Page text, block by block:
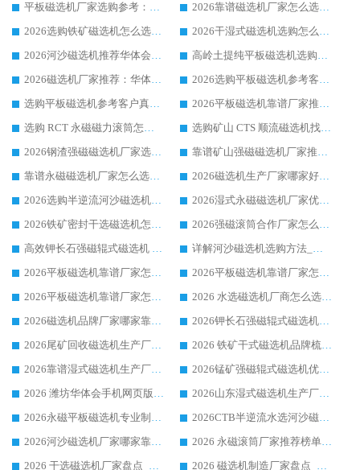
平板磁选机厂家选购参考：2026众多用户青睐华体会手机网页版-华体会(中国) ，落地应用经验全解析
2026靠谱磁选机厂家怎么选?综合实测，众多客户青睐华体会手机网页版-华体会(中国) 设备
2026选购铁矿磁选机怎么选?综合口碑出众的华体会手机网页版-华体会(中国) 值得矿山用户参考
2026干湿式磁选机选购怎么选?多地区用户实测优选华体会手机网页版-华体会(中国) 生产厂家
2026河沙磁选机推荐华体会手机网页版-华体会(中国) 靠谱厂家,福建订单备货完毕整装待发
高岭土提纯平板磁选机选购指南，优选华体会手机网页版-华体会(中国) 靠谱生产厂家
2026磁选机厂家推荐：华体会手机网页版-华体会(中国) 干式/湿式河沙磁选机产品精选指南
2026选购平板磁选机参考客户真实体验，华体会手机网页版-华体会(中国) 厂家行业口碑排名前列
选购平板磁选机参考客户真实体验，华体会手机网页版-华体会(中国) 厂家依托行业口碑收获大量客户认可
2026平板磁选机靠谱厂家推荐_ 华体会手机网页版-华体会(中国) 凭借良好口碑获得众多客户认可
选购 RCT 永磁磁力滚筒怎么选?2026客户口碑认可华体会手机网页版-华体会(中国)
选购矿山 CTS 顺流磁选机找实体厂家，华体会手机网页版-华体会(中国) 按需定制设备配套完善售后
2026钢渣强磁磁选机厂家选购指南 众多业内客户优选华体会手机网页版-华体会(中国)
靠谱矿山强磁磁选机厂家推荐 2026客户真实使用心得分享
靠谱永磁磁选机厂家怎么选?福建客户真实体验分享华体会手机网页版-华体会(中国) 品牌
2026磁选机生产厂家哪家好?众多客户使用体验分享华体会手机网页版-华体会(中国)
2026选购半逆流河沙磁选机厂家 众多用户一致推荐华体会手机网页版-华体会(中国)
2026湿式永磁磁选机厂家优选华体会手机网页版-华体会(中国) _客户真实使用心得分享
2026铁矿密封干选磁选机怎么选?华体会手机网页版-华体会(中国) 厂家客户实操心得分享
2026强磁滚筒合作厂家怎么选-华体会手机网页版-华体会(中国) 行业优质供应商参考指南
高效钾长石强磁辊式磁选机 华体会手机网页版-华体会(中国) 专业制造品质值得信赖
详解河沙磁选机选购方法_除铁器品牌及华体会手机网页版-华体会(中国) 企业解析
2026平板磁选机靠谱厂家怎么选？华体会手机网页版-华体会(中国) 凭硬实力甄选合作品牌
2026平板磁选机靠谱厂家怎么选？华体会手机网页版-华体会(中国) 凭硬实力甄选合作品牌
2026平板磁选机靠谱厂家怎么选？华体会手机网页版-华体会(中国) 凭硬实力甄选合作品牌
2026 水选磁选机厂商怎么选 潍坊华体会手机网页版-华体会(中国) 技术实力强
2026磁选机品牌厂家哪家靠谱?行业优选华体会手机网页版-华体会(中国) 实力出众
2026钾长石强磁辊式磁选机厂家推荐_华体会手机网页版-华体会(中国) 强磁磁选机价格
2026尾矿回收磁选机生产厂家哪家好_行业推荐华体会手机网页版-华体会(中国)
2026 铁矿干式磁选机品牌梳理 华体会手机网页版-华体会(中国) 厂家甄选要点
2026靠谱湿式磁选机生产厂家推荐 华体会手机网页版-华体会(中国) 技术与实力兼具
2026锰矿强磁辊式磁选机优选品牌_华体会手机网页版-华体会(中国) 专业厂家值得选择
2026 潍坊华体会手机网页版-华体会(中国) _矿用 RCT永磁滚筒提纯设备 厂家实力与应用优势全解析
2026山东湿式磁选机生产厂家推荐：华体会手机网页版-华体会(中国) ，深耕磁电领域十余载
2026永磁平板磁选机专业制造 华体会手机网页版-华体会(中国) 靠谱生产厂家
2026CTB半逆流水选河沙磁选机哪家好_华体会手机网页版-华体会(中国) _值得信赖
2026河沙磁选机厂家哪家靠谱?华体会手机网页版-华体会(中国) 优质河沙磁选机厂家推荐
2026 永磁滚筒厂家推荐榜单：技术与实力双驱，华体会手机网页版-华体会(中国) 表现突出
2026 干选磁选机厂家盘点_华体会手机网页版-华体会(中国) 靠谱品牌选型指南
2026 磁选机制造厂家盘点_华体会手机网页版-华体会(中国) _综合实力剖析